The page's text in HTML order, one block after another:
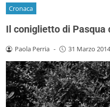
Cronaca
Il coniglietto di Pasqua
Paola Perria - 31 Marzo 2014